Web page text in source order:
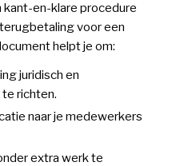
kant-en-klare procedure
voor een
helpt je om:
juridisch en
richten.
naar je medewerkers
extra werk te